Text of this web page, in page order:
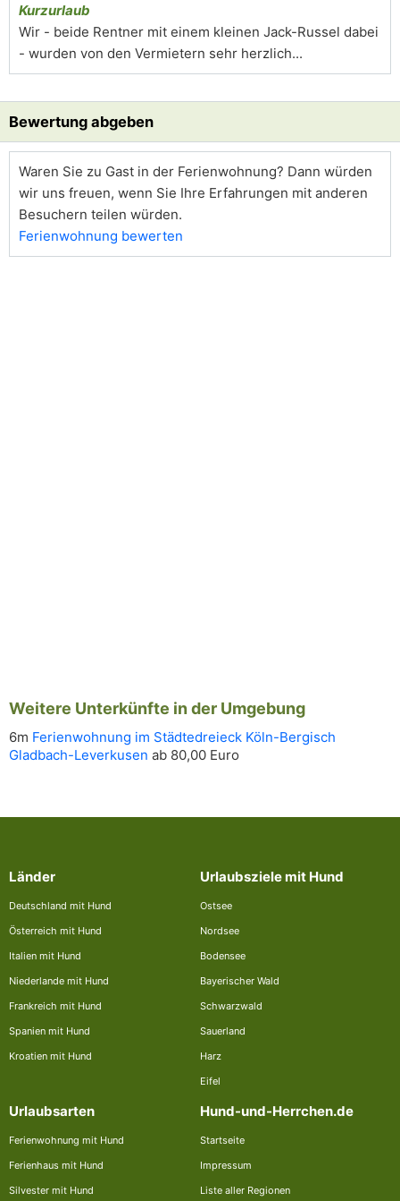
Kurzurlaub
Wir - beide Rentner mit einem kleinen Jack-Russel dabei
- wurden von den Vermietern sehr herzlich...
Bewertung abgeben
Waren Sie zu Gast in der Ferienwohnung? Dann würden
wir uns freuen, wenn Sie Ihre Erfahrungen mit anderen
Besuchern teilen würden.
Ferienwohnung bewerten
Weitere Unterkünfte in der Umgebung
6m Ferienwohnung im Städtedreieck Köln-Bergisch
Gladbach-Leverkusen ab 80,00 Euro
Länder
Deutschland mit Hund
Österreich mit Hund
Italien mit Hund
Niederlande mit Hund
Frankreich mit Hund
Spanien mit Hund
Kroatien mit Hund
Urlaubsziele mit Hund
Ostsee
Nordsee
Bodensee
Bayerischer Wald
Schwarzwald
Sauerland
Harz
Eifel
Urlaubsarten
Ferienwohnung mit Hund
Ferienhaus mit Hund
Silvester mit Hund
Hund-und-Herrchen.de
Startseite
Impressum
Liste aller Regionen